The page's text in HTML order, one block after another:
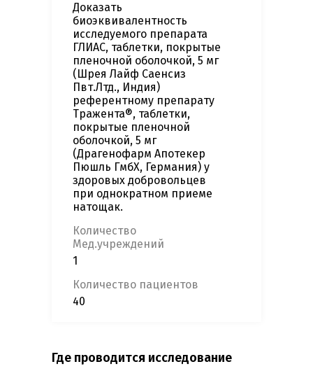
Доказать
биоэквивалентность
исследуемого препарата
ГЛИАС, таблетки, покрытые
пленочной оболочкой, 5 мг
(Шрея Лайф Саенсиз
Пвт.Лтд., Индия)
референтному препарату
Тражента®, таблетки,
покрытые пленочной
оболочкой, 5 мг
(Драгенофарм Апотекер
Пюшль ГмбХ, Германия) у
здоровых добровольцев
при однократном приеме
натощак.
Количество
Мед.учреждений
1
Количество пациентов
40
Где проводится исследование